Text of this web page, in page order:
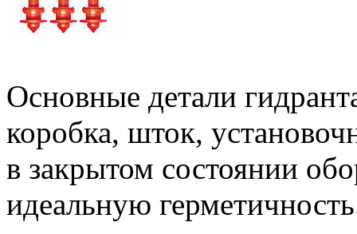
Основные детали
коробка, шток,
в закрытом состоянии
идеальную